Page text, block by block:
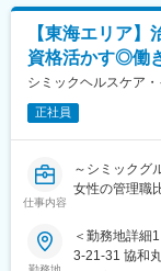
間勤務で選択
・希望によっ
あり、育休取
・会社のカラ
く会社です。
ーがサポート
変更の範囲：
・治験の進捗
事務局に共有
・来院された
われているか
■午後：
・患者様の報
・治験の参加
・医師との打
■基礎研修が
入社後1か月
性があります
【東海エリア
資格活かす◎働
シミックヘルスケア
正社員
仕事内容
～シミックグ
女性の管理職
や私たちの
があります。
び医療機関の
＜勤務地詳細
3-21-31 協和丸の内ビル10F勤務地最寄駅：名古屋市営桜通線、名